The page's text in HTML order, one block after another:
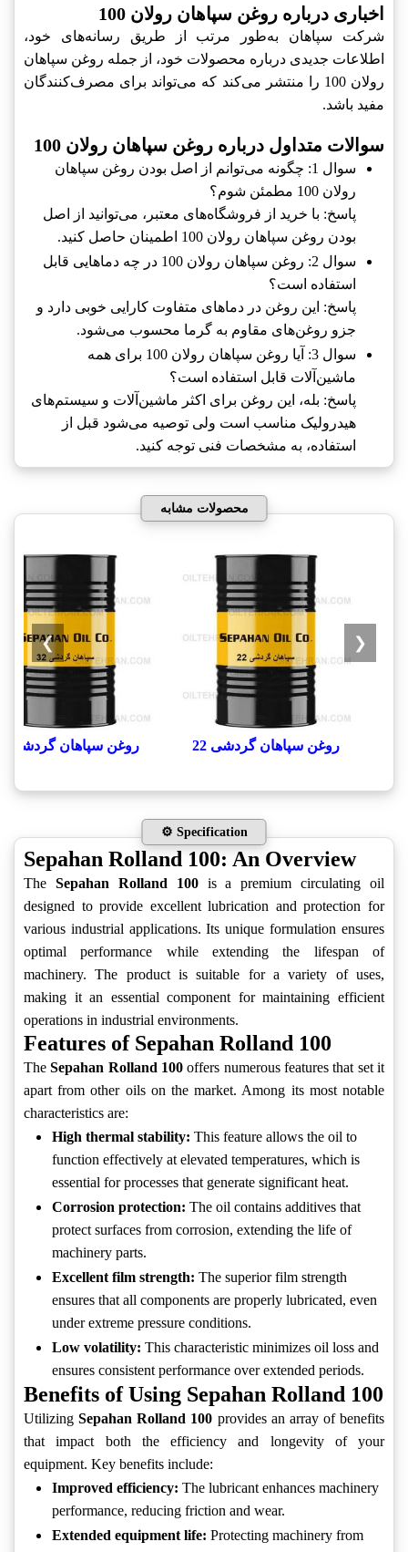
اخباری درباره روغن سپاهان رولان 100
شرکت سپاهان به‌طور مرتب از طریق رسانه‌های خود،
اطلاعات جدیدی درباره محصولات خود، از جمله روغن سپاهان
رولان 100 را منتشر می‌کند که می‌تواند برای مصرف‌کنندگان
مفید باشد.
سوالات متداول درباره روغن سپاهان رولان 100
سوال 1: چگونه می‌توانم از اصل بودن روغن سپاهان
رولان 100 مطمئن شوم؟
پاسخ: با خرید از فروشگاه‌های معتبر، می‌توانید از اصل
بودن روغن سپاهان رولان 100 اطمینان حاصل کنید.
سوال 2: روغن سپاهان رولان 100 در چه دماهایی قابل
استفاده است؟
پاسخ: این روغن در دماهای متفاوت کارایی خوبی دارد و
جزو روغن‌های مقاوم به گرما محسوب می‌شود.
سوال 3: آیا روغن سپاهان رولان 100 برای همه
ماشین‌آلات قابل استفاده است؟
پاسخ: بله، این روغن برای اکثر ماشین‌آلات و سیستم‌های
هیدرولیک مناسب است ولی توصیه می‌شود قبل از
استفاده، به مشخصات فنی توجه کنید.
محصولات مشابه
روغن سپاهان گردشی 22 روغن سپاهان گردشی 32
❮
❯
⚙️ Specification
Sepahan Rolland 100: An Overview
The Sepahan Rolland 100is a premium circulating oil
designed to provide excellent lubrication and protection for
various industrial applications. Its unique formulation ensures
optimal performance while extending the lifespan of
machinery. The product is suitable for a variety of uses,
making it an essential component for maintaining efficient
operations in industrial environments.
Features of Sepahan Rolland 100
TheSepahan Rolland 100 offers numerous features that set it
apart from other oils on the market. Among its most notable
characteristics are:
High thermal stability: This feature allows the oil to
function effectively at elevated temperatures, which is
essential for processes that generate significant heat.
Corrosion protection: The oil contains additives that
protect surfaces from corrosion, extending the life of
machinery parts.
Excellent film strength: The superior film strength
ensures that all components are properly lubricated, even
under extreme pressure conditions.
Low volatility: This characteristic minimizes oil loss and
ensures consistent performance over extended periods.
Benefits of Using Sepahan Rolland 100
UtilizingSepahan Rolland 100 provides an array of benefits
that impact both the efficiency and longevity of your
equipment. Key benefits include:
Improved efficiency: The lubricant enhances machinery
performance, reducing friction and wear.
Extended equipment life: Protecting machinery from